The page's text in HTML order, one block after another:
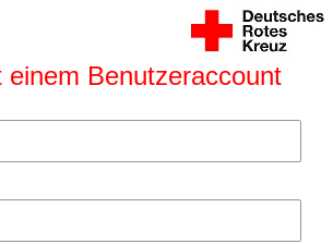
einem Benutzeraccount